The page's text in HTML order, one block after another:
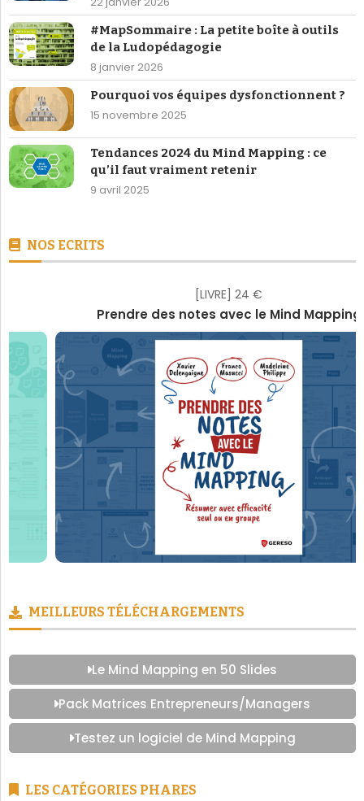
#MapSommaire : La petite boîte à outils
de la Ludopédagogie
8 janvier 2026
Pourquoi vos équipes dysfonctionnent ?
15 novembre 2025
Tendances 2024 du Mind Mapping : ce
qu’il faut vraiment retenir
9 avril 2025
NOS ECRITS
[LIVRE] 24 €
Prendre des notes avec le Mind Mapping
MEILLEURS TÉLÉCHARGEMENTS
Le Mind Mapping en 50 Slides
Pack Matrices Entrepreneurs/Managers
Testez un logiciel de Mind Mapping
LES CATÉGORIES PHARES